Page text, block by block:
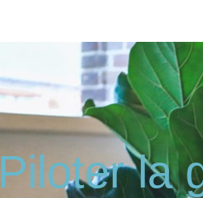
Piloter la